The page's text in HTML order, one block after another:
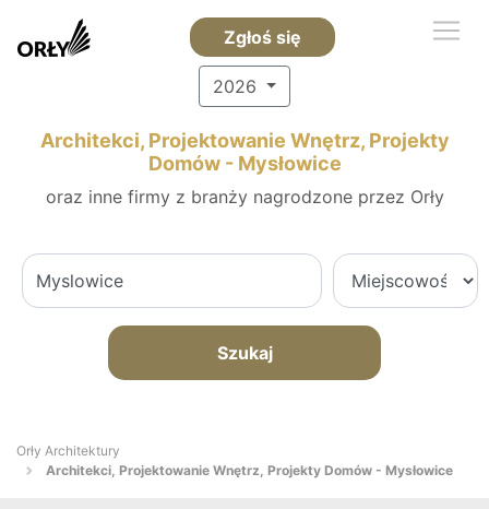
Zgłoś się
2026
Architekci, Projektowanie Wnętrz, Projekty
Domów - Mysłowice
oraz inne firmy z branży nagrodzone przez Orły
Szukaj
Orły Architektury
Architekci, Projektowanie Wnętrz, Projekty Domów - Mysłowice